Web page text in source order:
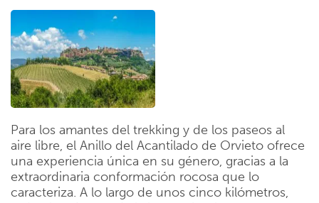
Para los amantes del trekking y de los paseos al
aire libre, el Anillo del Acantilado de Orvieto ofrece
una experiencia única en su género, gracias a la
extraordinaria conformación rocosa que lo
caracteriza. A lo largo de unos cinco kilómetros,